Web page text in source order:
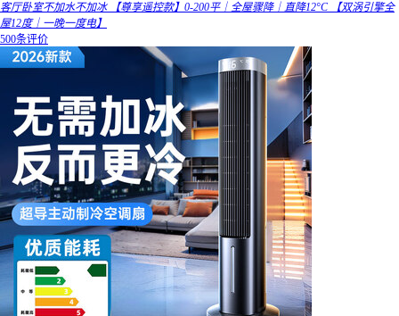
客厅卧室不加水不加冰 【尊享遥控款】0-200平｜全屋骤降｜直降12°C 【双涡引擎全
屋12度｜一晚一度电】
500条评价